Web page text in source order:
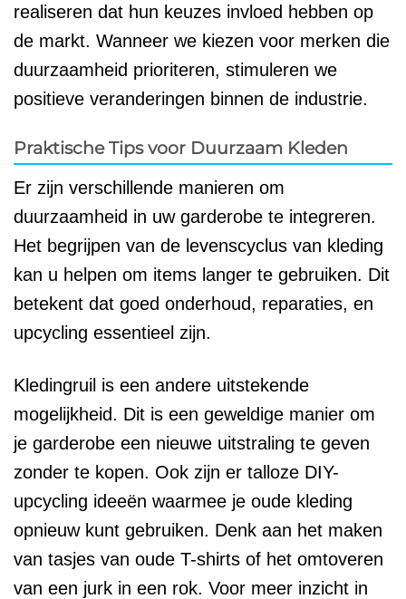
realiseren dat hun keuzes invloed hebben op
de markt. Wanneer we kiezen voor merken die
duurzaamheid prioriteren, stimuleren we
positieve veranderingen binnen de industrie.
Praktische Tips voor Duurzaam Kleden
Er zijn verschillende manieren om
duurzaamheid in uw garderobe te integreren.
Het begrijpen van de levenscyclus van kleding
kan u helpen om items langer te gebruiken. Dit
betekent dat goed onderhoud, reparaties, en
upcycling essentieel zijn.
Kledingruil is een andere uitstekende
mogelijkheid. Dit is een geweldige manier om
je garderobe een nieuwe uitstraling te geven
zonder te kopen. Ook zijn er talloze DIY-
upcycling ideeën waarmee je oude kleding
opnieuw kunt gebruiken. Denk aan het maken
van tasjes van oude T-shirts of het omtoveren
van een jurk in een rok. Voor meer inzicht in